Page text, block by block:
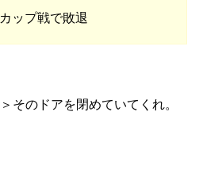
プ戦で敗退
ドアを閉めていてくれ。